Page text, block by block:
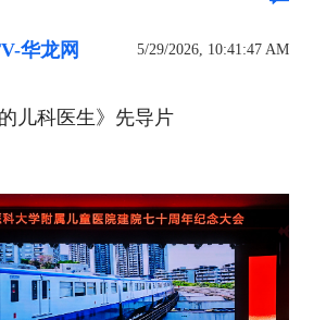
华龙网 5/29/2026, 10:41:47 AM
的儿科医生》先导片